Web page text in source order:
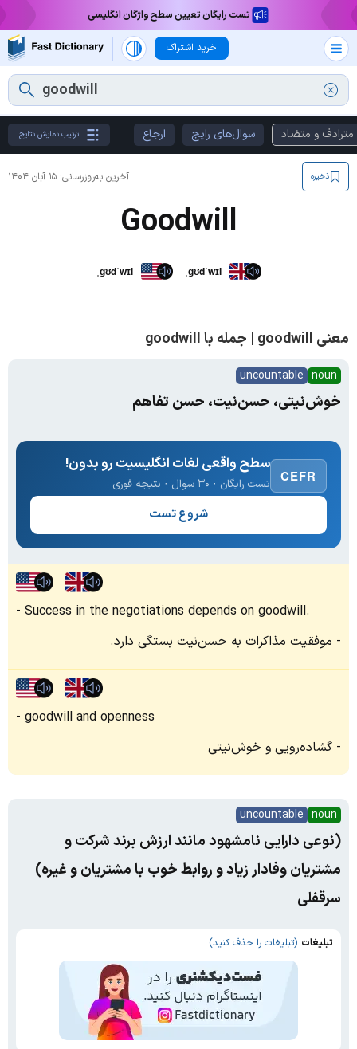
تست رایگان تعیین سطح واژگان انگلیسی
خرید اشتراک
مترادف و متضاد سوال‌های رایج ارجاع ترتیب نمایش نتایج
آخرین به‌روزرسانی: ۱۵ آبان ۱۴۰۴ ذخیره
Goodwill
ˌɡʊdˈwɪl ˌɡʊdˈwɪl
معنی goodwill | جمله با goodwill
noun
uncountable
خوش‌نیتی، حسن‌نیت، حسن‌ تفاهم
CEFR
سطح واقعی لغات انگلیسیت رو بدون!
تست رایگان · ۳۰ سوال · نتیجه فوری
شروع تست
Success in the negotiations depends on goodwill.
موفقیت مذاکرات به حسن‌نیت بستگی دارد.
goodwill and openness
گشاده‌رویی و خوش‌نیتی
noun
uncountable
(نوعی دارایی نامشهود مانند ارزش برند شرکت و
مشتریان وفادار زیاد و روابط خوب با مشتریان و غیره)
سرقفلی
تبلیغات (تبلیغات را حذف کنید)